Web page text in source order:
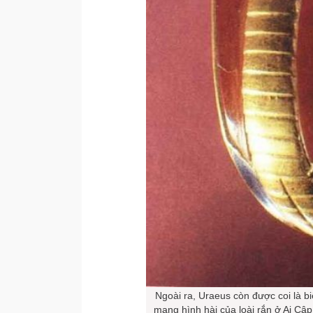
Ngoài ra, Uraeus còn được coi là
mang hình hài của loài rắn ở Ai